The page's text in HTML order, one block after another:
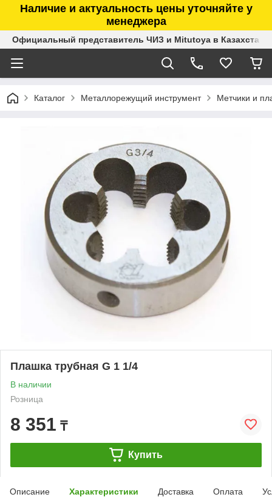
Наличие и актуальность цены уточняйте у
менеджера
Официальный представитель ЧИЗ и Mitutoya в Казахстане
Каталог Металлорежущий инструмент Метчики и
Плашка трубная G 1 1/4
В наличии
Розница
8 351 ₸
Купить
Описание Характеристики Доставка Оплата